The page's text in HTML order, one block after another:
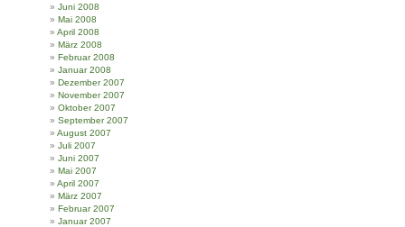
Juni 2008
Mai 2008
April 2008
März 2008
Februar 2008
Januar 2008
Dezember 2007
November 2007
Oktober 2007
September 2007
August 2007
Juli 2007
Juni 2007
Mai 2007
April 2007
März 2007
Februar 2007
Januar 2007